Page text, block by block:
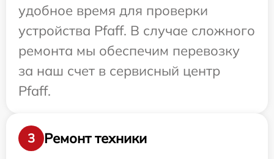
удобное время для проверки
устройства Pfaff. В случае сложного
ремонта мы обеспечим перевозку
за наш счет в сервисный центр
Pfaff.
3
Ремонт техники